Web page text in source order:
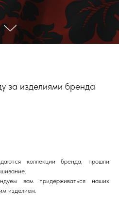
за изделиями бренда
коллекции бренда, прошли
вам придерживаться наших
изделием.